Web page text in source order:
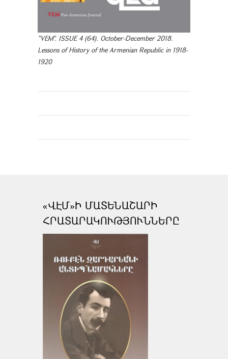
"VEM". ISSUE 4 (64). October-December 2018.
Lessons of History of the Armenian Republic in 1918-
1920
«ՎԷՄ»Ի ՄԱՏԵՆԱՇԱՐԻ
ՀՐԱՏԱՐԱԿՈՒԹՅՈՒՆՆԵՐԸ